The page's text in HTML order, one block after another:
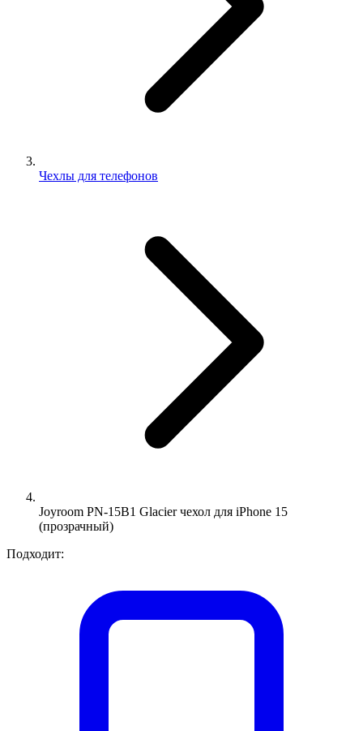
Чехлы для телефонов
Joyroom PN-15B1 Glacier чехол для iPhone 15
(прозрачный)
Подходит: